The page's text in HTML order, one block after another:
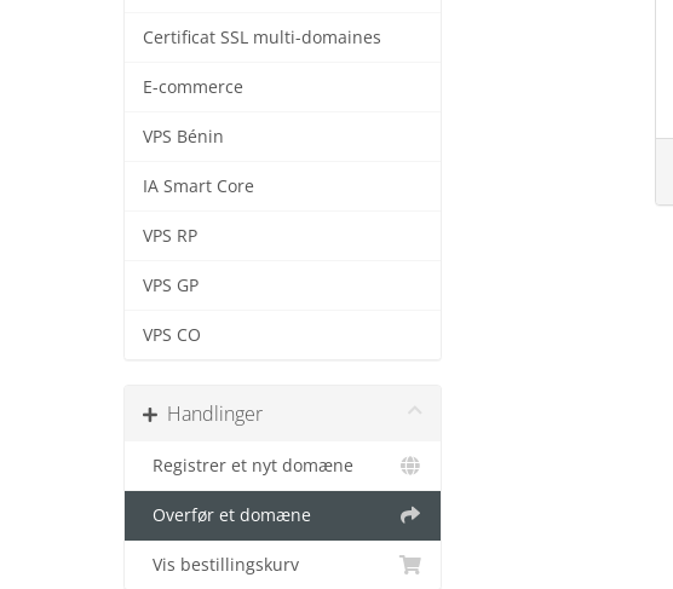
Certificat SSL multi-domaines
E-commerce
VPS Bénin
IA Smart Core
VPS RP
VPS GP
VPS CO
Handlinger
Registrer et nyt domæne
Overfør et domæne
Vis bestillingskurv